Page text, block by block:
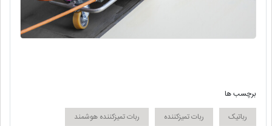
برچسب ها
رباتیک
ربات تمیزکننده
ربات تمیزکننده هوشمند